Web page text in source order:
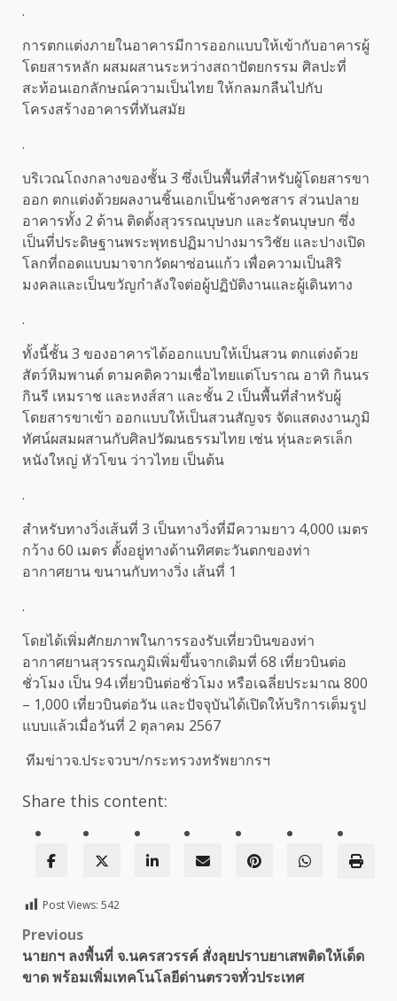
.
การตกแต่งภายในอาคารมีการออกแบบให้เข้ากับอาคารผู้
โดยสารหลัก ผสมผสานระหว่างสถาปัตยกรรม ศิลปะที่
สะท้อนเอกลักษณ์ความเป็นไทย ให้กลมกลืนไปกับ
โครงสร้างอาคารที่ทันสมัย
.
บริเวณโถงกลางของชั้น 3 ซึ่งเป็นพื้นที่สำหรับผู้โดยสารขา
ออก ตกแต่งด้วยผลงานชิ้นเอกเป็นช้างคชสาร ส่วนปลาย
อาคารทั้ง 2 ด้าน ติดตั้งสุวรรณบุษบก และรัตนบุษบก ซึ่ง
เป็นที่ประดิษฐานพระพุทธปฏิมาปางมารวิชัย และปางเปิด
โลกที่ถอดแบบมาจากวัดผาซ่อนแก้ว เพื่อความเป็นสิริ
มงคลและเป็นขวัญกำลังใจต่อผู้ปฏิบัติงานและผู้เดินทาง
.
ทั้งนี้ชั้น 3 ของอาคารได้ออกแบบให้เป็นสวน ตกแต่งด้วย
สัตว์หิมพานต์ ตามคติความเชื่อไทยแต่โบราณ อาทิ กินนร
กินรี เหมราช และหงส์สา และชั้น 2 เป็นพื้นที่สำหรับผู้
โดยสารขาเข้า ออกแบบให้เป็นสวนสัญจร จัดแสดงงานภูมิ
ทัศน์ผสมผสานกับศิลปวัฒนธรรมไทย เช่น หุ่นละครเล็ก
หนังใหญ่ หัวโขน ว่าวไทย เป็นต้น
.
สำหรับทางวิ่งเส้นที่ 3 เป็นทางวิ่งที่มีความยาว 4,000 เมตร
กว้าง 60 เมตร ตั้งอยู่ทางด้านทิศตะวันตกของท่า
อากาศยาน ขนานกับทางวิ่ง เส้นที่ 1
.
โดยได้เพิ่มศักยภาพในการรองรับเที่ยวบินของท่า
อากาศยานสุวรรณภูมิเพิ่มขึ้นจากเดิมที่ 68 เที่ยวบินต่อ
ชั่วโมง เป็น 94 เที่ยวบินต่อชั่วโมง หรือเฉลี่ยประมาณ 800
– 1,000 เที่ยวบินต่อวัน และปัจจุบันได้เปิดให้บริการเต็มรูป
แบบแล้วเมื่อวันที่ 2 ตุลาคม 2567
ทีมข่าวจ.ประจวบฯ/กระทรวงทรัพยากรฯ
Share this content:
Post Views: 542
Post
navigation
Previous
นายกฯ ลงพื้นที่ จ.นครสวรรค์ สั่งลุยปราบยาเสพติดให้เด็ด
ขาด พร้อมเพิ่มเทคโนโลยีด่านตรวจทั่วประเทศ